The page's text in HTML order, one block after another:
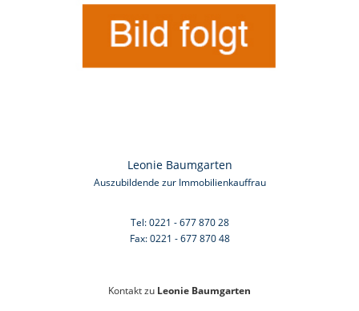
Leonie Baumgarten
Auszubildende zur Immobilienkauffrau
Tel: 0221 - 677 870 28
Fax: 0221 - 677 870 48
Kontakt zu Leonie Baumgarten